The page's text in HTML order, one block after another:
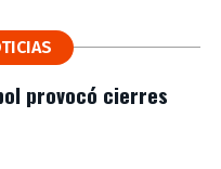
provocó cierres